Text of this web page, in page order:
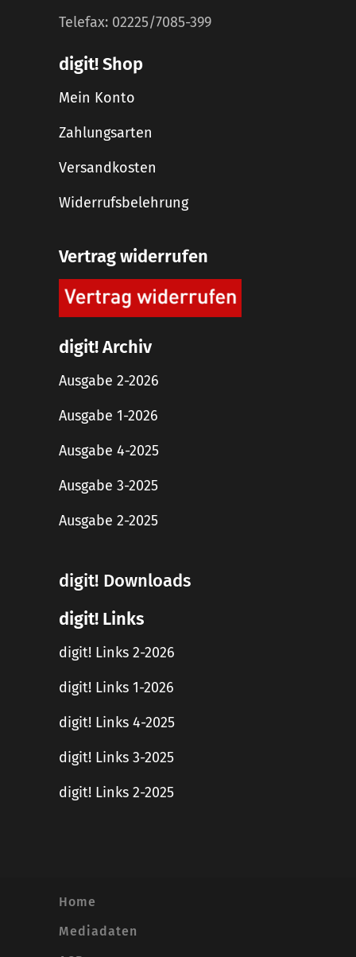
Telefax: 02225/7085-399
digit! Shop
Mein Konto
Zahlungsarten
Versandkosten
Widerrufsbelehrung
Vertrag widerrufen
digit! Archiv
Ausgabe 2-2026
Ausgabe 1-2026
Ausgabe 4-2025
Ausgabe 3-2025
Ausgabe 2-2025
digit! Downloads
digit! Links
digit! Links 2-2026
digit! Links 1-2026
digit! Links 4-2025
digit! Links 3-2025
digit! Links 2-2025
Home
Mediadaten